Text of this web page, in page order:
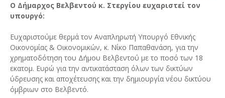
Ο Δήμαρχος Βελβεντού κ. Στεργίου ευχαριστεί τον
υπουργό:
Ευχαριστούμε θερμά τον Αναπληρωτή Υπουργό Εθνικής
Οικονομίας & Οικονομικών, κ. Νίκο Παπαθανάση, για την
χρηματοδότηση του Δήμου Βελβεντού με το ποσό των 18
εκατομ. Ευρώ για την αντικατάσταση όλων των δικτύων
ύδρευσης και αποχέτευσης και την δημιουργία νέου δικτύου
όμβριων στο Βελβεντό.